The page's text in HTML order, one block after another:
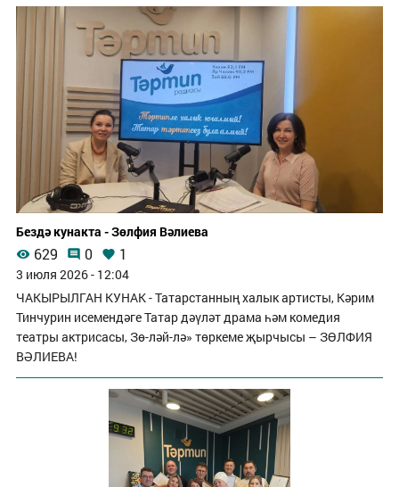
Бездә кунакта - Зөлфия Вәлиева
629 0 1
3 июля 2026 - 12:04
ЧАКЫРЫЛГАН КУНАК - Татарстанның халык артисты, Кәрим
Тинчурин исемендәге Татар дәүләт драма һәм комедия
театры актрисасы, Зө-ләй-лә» төркеме җырчысы – ЗӨЛФИЯ
ВӘЛИЕВА!